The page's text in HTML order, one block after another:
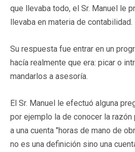
que llevaba todo, el Sr. Manuel le
llevaba en materia de contabilidad.
Su respuesta fue entrar en un
hacía realmente que era: picar o
mandarlos a asesoría.
El Sr. Manuel le efectuó alguna
por ejemplo la de conocer la razón
a una cuenta "horas de mano de
no es una definición sino una